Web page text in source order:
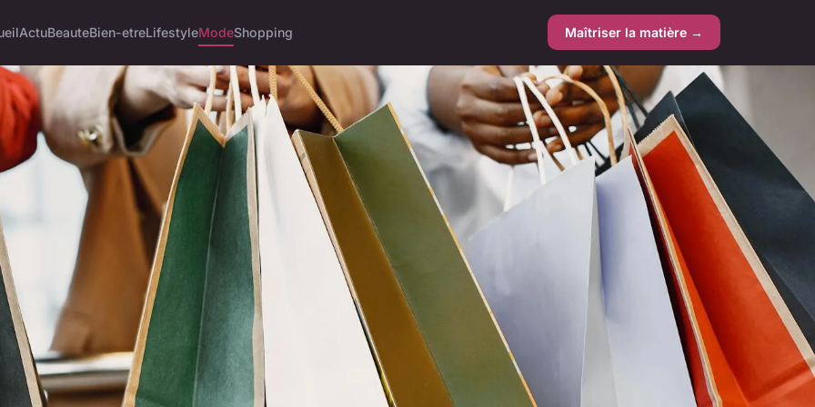
ActuBeauteBien-etreLifestyleModeShopping Maîtriser la matière →